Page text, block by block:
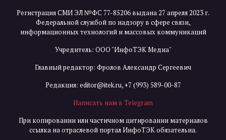
Регистрация СМИ ЭЛ №ФС 77-85206 выдана 27 апреля 2023 г.
Федеральной службой по надзору в сфере связи,
информационных технологий и массовых коммуникаций
Учредитель: ООО "ИнфоТЭК Медиа"
Главный редактор: Фролов Александр Сергеевич
Редакция: editor@itek.ru,+7 (993) 589-00-87
Написать нам в Telegram
При копировании или частичном цитировании материалов
ссылка на отраслевой портал ИнфоТЭК обязательна.